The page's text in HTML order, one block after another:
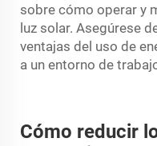
sobre cómo operar y
luz solar. Asegúrese
ventajas del uso de
a un entorno de
Cómo reducir